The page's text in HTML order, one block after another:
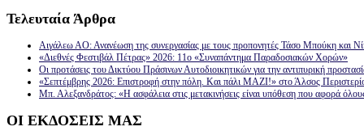
Τελευταία Άρθρα
Αιγάλεω ΑΟ: Ανανέωση της συνεργασίας με τους προπονητές Τάσο Μπούκη και
«Διεθνές Φεστιβάλ Πέτρας» 2026: 11ο «Συναπάντημα Παραδοσιακών Χορών»
Οι προτάσεις του Δικτύου Πράσινων Αυτοδιοικητικών για την αντιπυρική
«Σεπτέμβρης 2026: Επιστροφή στην πόλη. Και πάλι ΜΑΖΙ!» στο Άλσος
Μπ. Αλεξανδράτος: «Η ασφάλεια στις μετακινήσεις είναι υπόθεση που αφορά
ΟΙ ΕΚΔΟΣΕΙΣ ΜΑΣ